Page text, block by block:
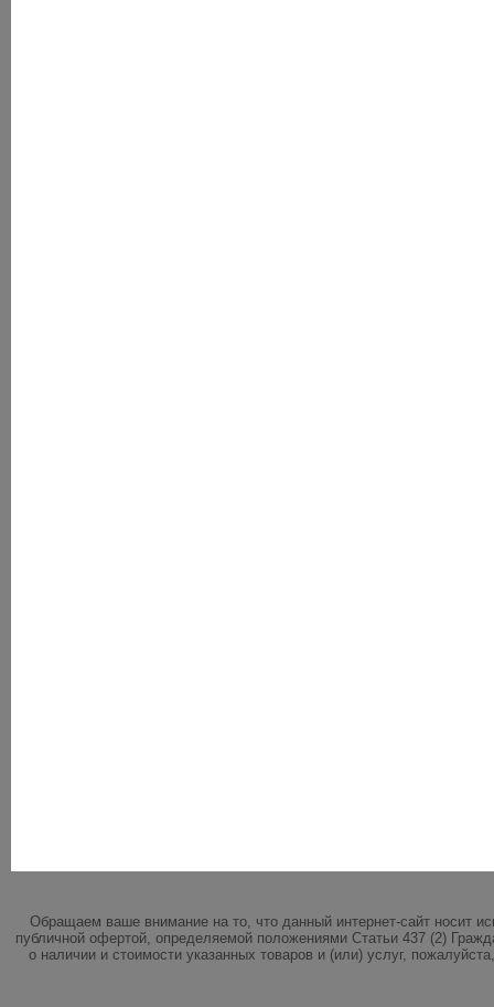
Обращаем ваше внимание на то, что данный интернет-сайт носит
публичной офертой, определяемой положениями Статьи 437 (2)
о наличии и стоимости указанных товаров и (или) услуг,